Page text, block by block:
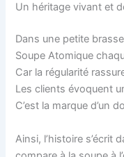
Un héritage vivant et
Dans une petite
Soupe Atomique
Car la régularité
Les clients évoquent
C’est la marque d’un
Ainsi, l’histoire s’écrit